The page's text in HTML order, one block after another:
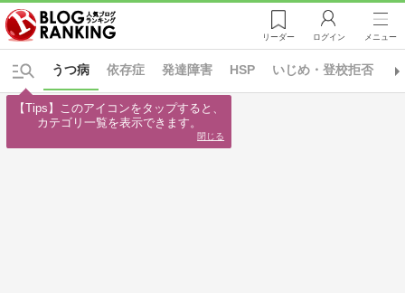
リーダー ログイン メニュー
依存症 発達障害 HSP いじめ・登校拒否
うつ病
【Tips】このアイコンをタップすると、
カテゴリ一覧を表示できます。
閉じる